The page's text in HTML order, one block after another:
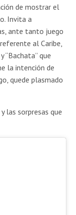
de mostrar el
Invita a
ante tanto juego
al Caribe,
“Bachata” que
la intención de
quede plasmado
las sorpresas que